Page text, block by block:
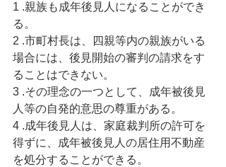
1 .親族も成年後見人になることができ
る。
2 .市町村長は、四親等内の親族がいる
場合には、後見開始の審判の請求をす
ることはできない。
3 .その理念の一つとして、成年被後見
人等の自発的意思の尊重がある。
4 .成年後見人は、家庭裁判所の許可を
得ずに、成年被後見人の居住用不動産
を処分することができる。